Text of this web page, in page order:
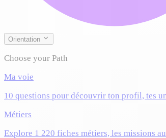
Orientation
Choose your Path
Ma voie
10 questions pour découvrir ton profil, tes
Métiers
Explore 1 220 fiches métiers, les missions